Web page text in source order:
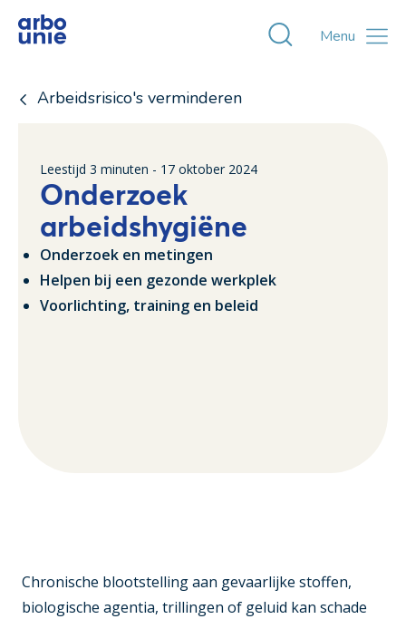
Toggle
Menu
Arbeidsrisico's verminderen
Leestijd 3 minuten - 17 oktober 2024
Onderzoek
arbeidshygiëne
Onderzoek en metingen
Helpen bij een gezonde werkplek
Voorlichting, training en beleid
Chronische blootstelling aan gevaarlijke stoffen,
biologische agentia, trillingen of geluid kan schade